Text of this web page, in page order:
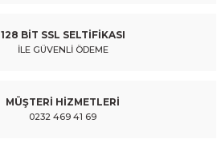
128 BİT SSL SELTİFİKASI
İLE GÜVENLİ ÖDEME
MÜŞTERİ HİZMETLERİ
0232 469 41 69